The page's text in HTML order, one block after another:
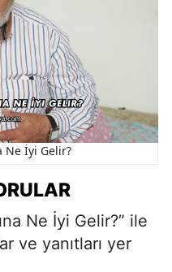
Ne İyi Gelir?
Ne İyi Gelir?” ile
ve yanıtları yer